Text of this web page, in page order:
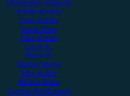
Christopher Filipecki
Emilia Knebel
Gina Köhler
Jonas Horn
Julia Köhler
Lucie K.
Marie H.
Marius Meyer
Max Keller
Melvin Klein
Yvonne Hopfensack